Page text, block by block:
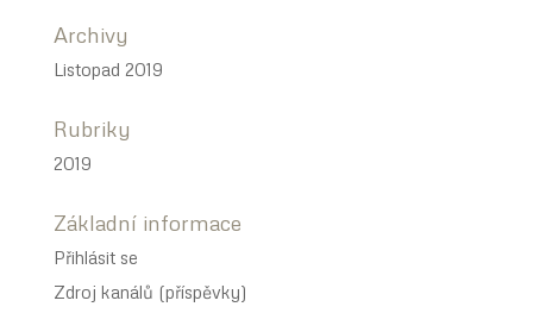
Archivy
Listopad 2019
Rubriky
2019
Základní informace
Přihlásit se
Zdroj kanálů (příspěvky)